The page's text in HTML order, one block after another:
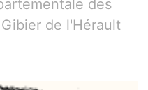
des
de l'Hérault